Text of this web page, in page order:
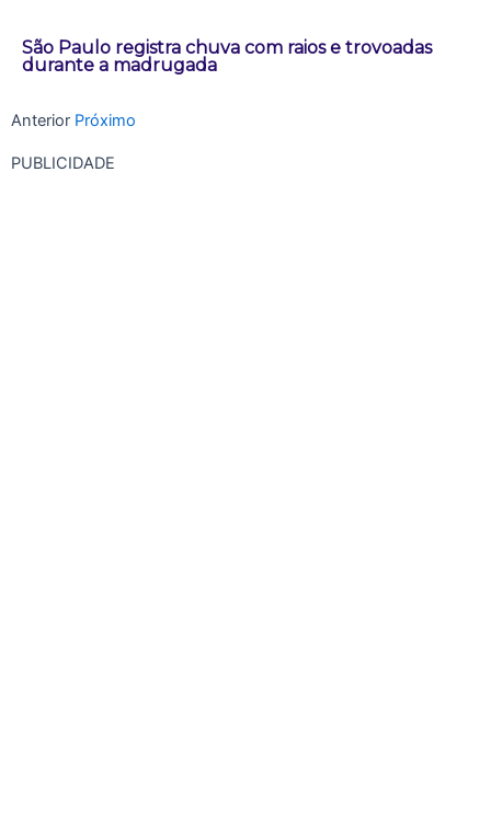
São Paulo registra chuva com raios e trovoadas
durante a madrugada
Anterior Próximo
PUBLICIDADE